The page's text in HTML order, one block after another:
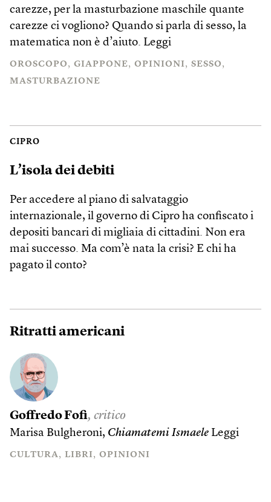
carezze, per la masturbazione maschile quante
carezze ci vogliono? Quando si parla di sesso, la
matematica non è d’aiuto. Leggi
OROSCOPO GIAPPONE OPINIONI
SESSO
MASTURBAZIONE
CIPRO
L’isola dei debiti
Per accedere al piano di salvataggio
internazionale, il governo di Cipro ha confiscato i
depositi bancari di migliaia di cittadini. Non era
mai successo. Ma com’è nata la crisi? E chi ha
pagato il conto?
Ritratti americani
Goffredo Fofi, critico
Marisa Bulgheroni, Chiamatemi Ismaele Leggi
CULTURA LIBRI OPINIONI